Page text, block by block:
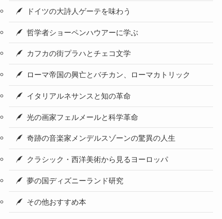
ドイツの大詩人ゲーテを味わう
哲学者ショーペンハウアーに学ぶ
カフカの街プラハとチェコ文学
ローマ帝国の興亡とバチカン、ローマカトリック
イタリアルネサンスと知の革命
光の画家フェルメールと科学革命
奇跡の音楽家メンデルスゾーンの驚異の人生
クラシック・西洋美術から見るヨーロッパ
夢の国ディズニーランド研究
その他おすすめ本